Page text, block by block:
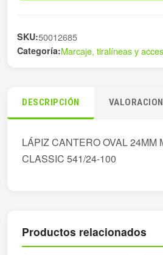
10
cantidad
SKU:50012685
Categoría:Marcaje, tiralíneas y
DESCRIPCIÓN
LÁPIZ CANTERO OVAL 24MM
CLASSIC 541/24-100
Productos relacionados